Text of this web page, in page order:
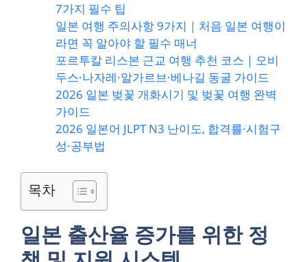
7가지 필수 팁
일본 여행 주의사항 9가지｜처음 일본 여행이
라면 꼭 알아야 할 필수 매너
포르투칼 리스본 근교 여행 추천 코스｜오비
두스·나자레·알가르브·베나길 동굴 가이드
2026 일본 벚꽃 개화시기 및 벚꽃 여행 완벽
가이드
2026 일본어 JLPT N3 난이도, 합격률·시험구
성·공부법
목차
일본 출산율 증가를 위한 정